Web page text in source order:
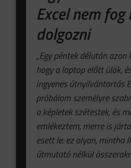
Excel nem
dolgozni
„Egy péntek délután
hogy a laptop előtt ülök,
ingyenes útnyilvántartás
próbálom személyre
a képletek szétestek, és
emlékeztem, merre is
esett le: ez olyan, mintha
útmutató nélkül